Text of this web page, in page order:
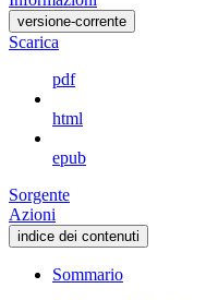
versione-corrente
Scarica
pdf
html
epub
Sorgente
Azioni
indice dei contenuti
Sommario